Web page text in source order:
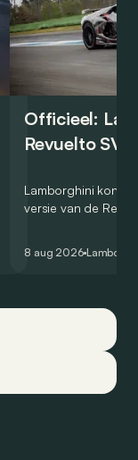
Officieel:
Revuelto SV
Lamborghini
versie van de
een record voor
8 aug 2026